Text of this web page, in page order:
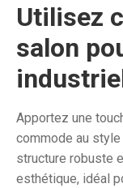
Utilisez
salon
Apportez une
commode au
structure robuste
esthétique, idéal